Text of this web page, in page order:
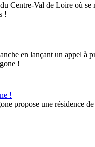
Centre-Val de Loire où se
en lançant un appel à
!
propose une résidence